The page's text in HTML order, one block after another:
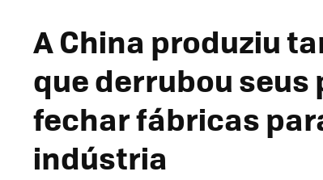
A China produziu
que derrubou seus
fechar fábricas
indústria